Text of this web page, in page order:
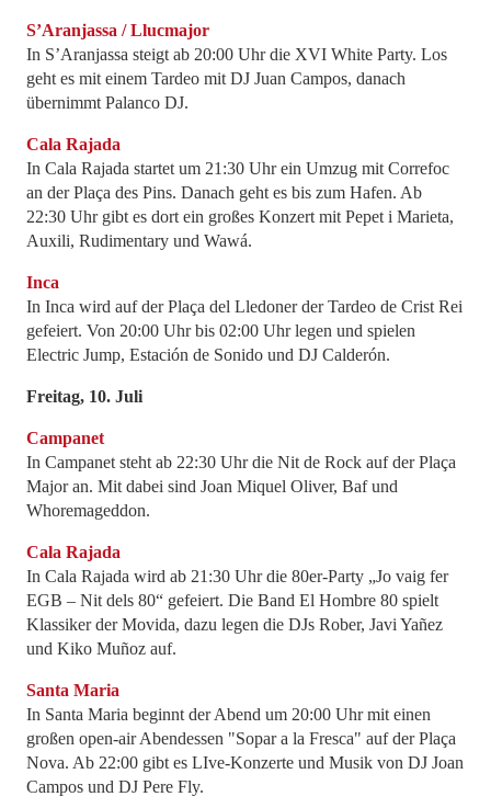
S’Aranjassa / Llucmajor
In S’Aranjassa steigt ab 20:00 Uhr die XVI White Party. Los
geht es mit einem Tardeo mit DJ Juan Campos, danach
übernimmt Palanco DJ.
Cala Rajada
In Cala Rajada startet um 21:30 Uhr ein Umzug mit Correfoc
an der Plaça des Pins. Danach geht es bis zum Hafen. Ab
22:30 Uhr gibt es dort ein großes Konzert mit Pepet i Marieta,
Auxili, Rudimentary und Wawá.
Inca
In Inca wird auf der Plaça del Lledoner der Tardeo de Crist Rei
gefeiert. Von 20:00 Uhr bis 02:00 Uhr legen und spielen
Electric Jump, Estación de Sonido und DJ Calderón.
Freitag, 10. Juli
Campanet
In Campanet steht ab 22:30 Uhr die Nit de Rock auf der Plaça
Major an. Mit dabei sind Joan Miquel Oliver, Baf und
Whoremageddon.
Cala Rajada
In Cala Rajada wird ab 21:30 Uhr die 80er-Party „Jo vaig fer
EGB – Nit dels 80“ gefeiert. Die Band El Hombre 80 spielt
Klassiker der Movida, dazu legen die DJs Rober, Javi Yañez
und Kiko Muñoz auf.
Santa Maria
In Santa Maria beginnt der Abend um 20:00 Uhr mit einen
großen open-air Abendessen "Sopar a la Fresca" auf der Plaça
Nova. Ab 22:00 gibt es LIve-Konzerte und Musik von DJ Joan
Campos und DJ Pere Fly.